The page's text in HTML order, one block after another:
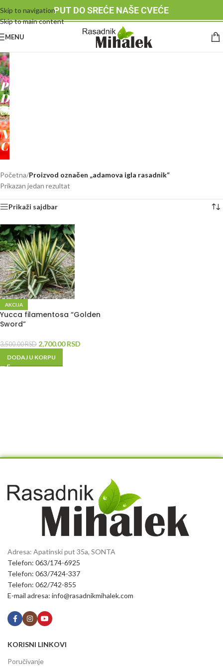
Skip to navigation
Skip to main content
PUT DO SREĆE NAŠE CVEĆE
MENU
RASADNIK
MIHALEK
PUT
DO
SREĆE
-
NAŠE
CVEĆE
Početna/Proizvod označen „adamova igla rasadnik“
Prikazan jedan rezultat
Prikaži sajdbar
AKCIJA
Yucca filamentosa “Golden
Sword”
3,500.00RSD 2,700.00RSD
DODAJ U KORPU
Adresa: Apatinski put 35a, SONTA
Telefon: 063/174-6925
Telefon: 063/7424-337
Telefon: 062/742-855
E-mail adresa: info@rasadnikmihalek.com
KORISNI LINKOVI
Poručivanje